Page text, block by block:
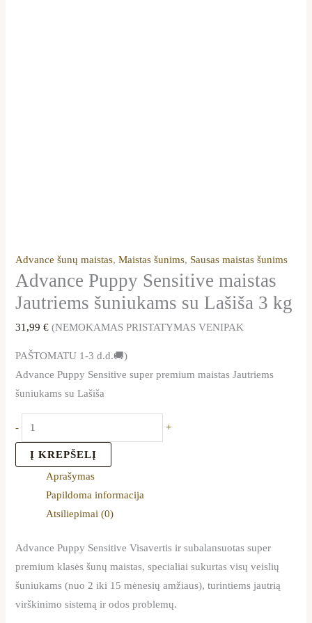
Advance šunų maistas,Maistas šunims, Sausas maistas šunims
Advance Puppy Sensitive maistas
Jautriems šuniukams su Lašiša 3 kg
31,99€ (NEMOKAMAS PRISTATYMAS VENIPAK
PAŠTOMATU 1-3 d.d.🚚)
Advance Puppy Sensitive super premium maistas Jautriems
šuniukams su Lašiša
- +
Į KREPŠELĮ
Aprašymas
Papildoma informacija
Atsiliepimai (0)
Advance Puppy Sensitive Visavertis ir subalansuotas super
premium klasės šunų maistas, specialiai sukurtas visų veislių
šuniukams (nuo 2 iki 15 mėnesių amžiaus), turintiems jautrią
virškinimo sistemą ir odos problemų.